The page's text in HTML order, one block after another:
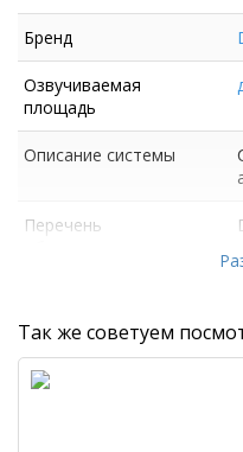
Бренд
Озвучиваемая
площадь
Описание системы
Перечень
Так же советуем